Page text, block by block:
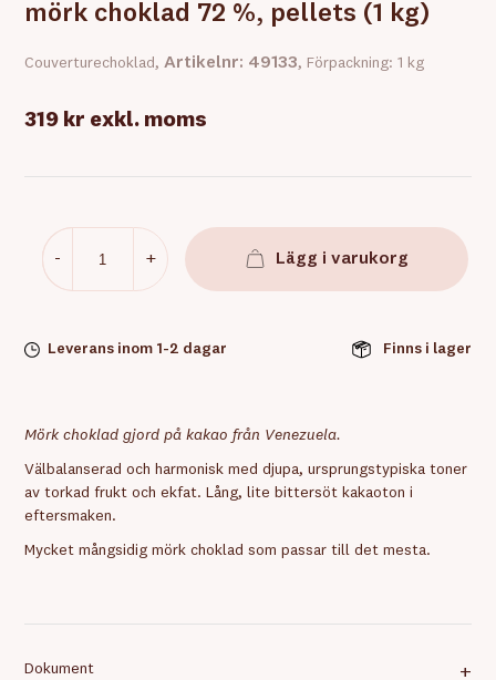
mörk choklad 72 %, pellets (1 kg)
Couverturechoklad,Artikelnr: 49133, Förpackning: 1 kg
319 kr exkl. moms
- + Lägg i varukorg
Leverans inom 1-2 dagar Finns i lager
Mörk choklad gjord på kakao från Venezuela.
Välbalanserad och harmonisk med djupa, ursprungstypiska toner
av torkad frukt och ekfat. Lång, lite bittersöt kakaoton i
eftersmaken.
Mycket mångsidig mörk choklad som passar till det mesta.
Dokument +